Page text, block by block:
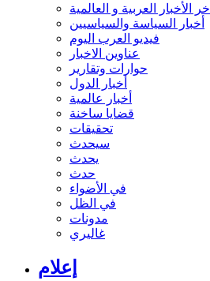
أخر الأخبار العربية و العالمية
أخبار السياسة والسياسيين
فيديو العرب اليوم
عناوين الاخبار
حوارات وتقارير
أخبار الدول
أخبار عالمية
قضايا ساخنة
تحقيقات
سيحدث
يحدث
حدث
في الأضواء
في الظل
مدونات
غاليري
إعلام